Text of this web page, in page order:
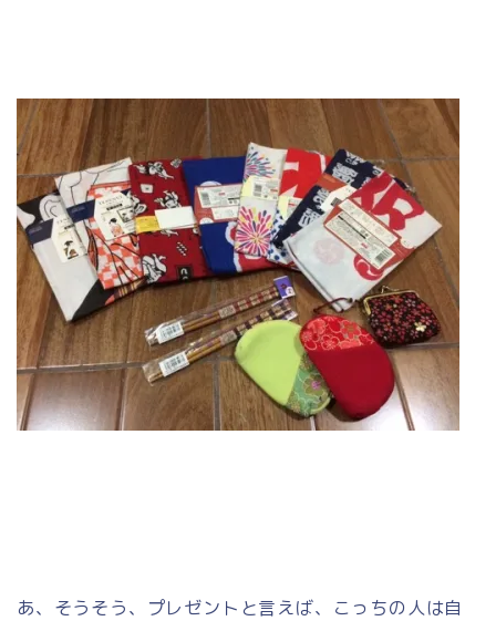
あ、そうそう、プレゼントと言えば、こっちの人は自